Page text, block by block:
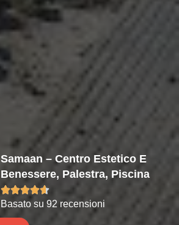
Samaan – Centro Estetico E
Benessere, Palestra, Piscina

Basato su 92 recensioni